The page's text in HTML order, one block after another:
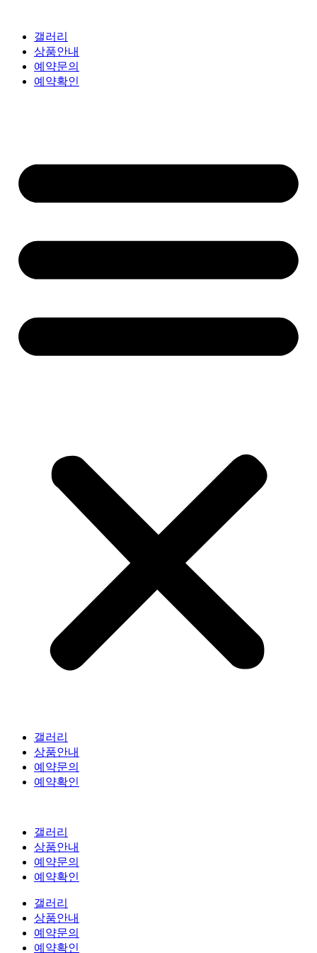
갤러리
상품안내
예약문의
예약확인
갤러리
상품안내
예약문의
예약확인
갤러리
상품안내
예약문의
예약확인
갤러리
상품안내
예약문의
예약확인